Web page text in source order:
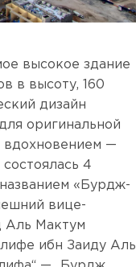
высокое здание
в высоту, 160
дизайн
оригинальной
вдохновением —
4
«Бурдж-
вице-
Аль Мактум
ибн Заиду Аль